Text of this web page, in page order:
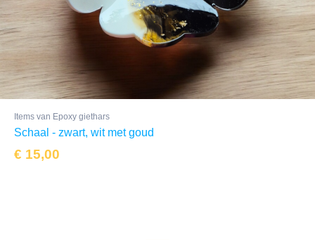
Items van Epoxy giethars
Schaal - zwart, wit met goud
€ 15,00